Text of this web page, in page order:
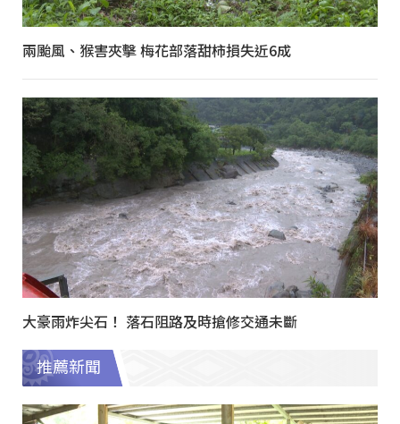
兩颱風、猴害夾擊 梅花部落甜柿損失近6成
大豪雨炸尖石！ 落石阻路及時搶修交通未斷
推薦新聞